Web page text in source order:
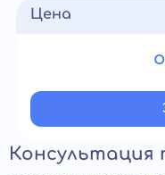
Цена
Консультация